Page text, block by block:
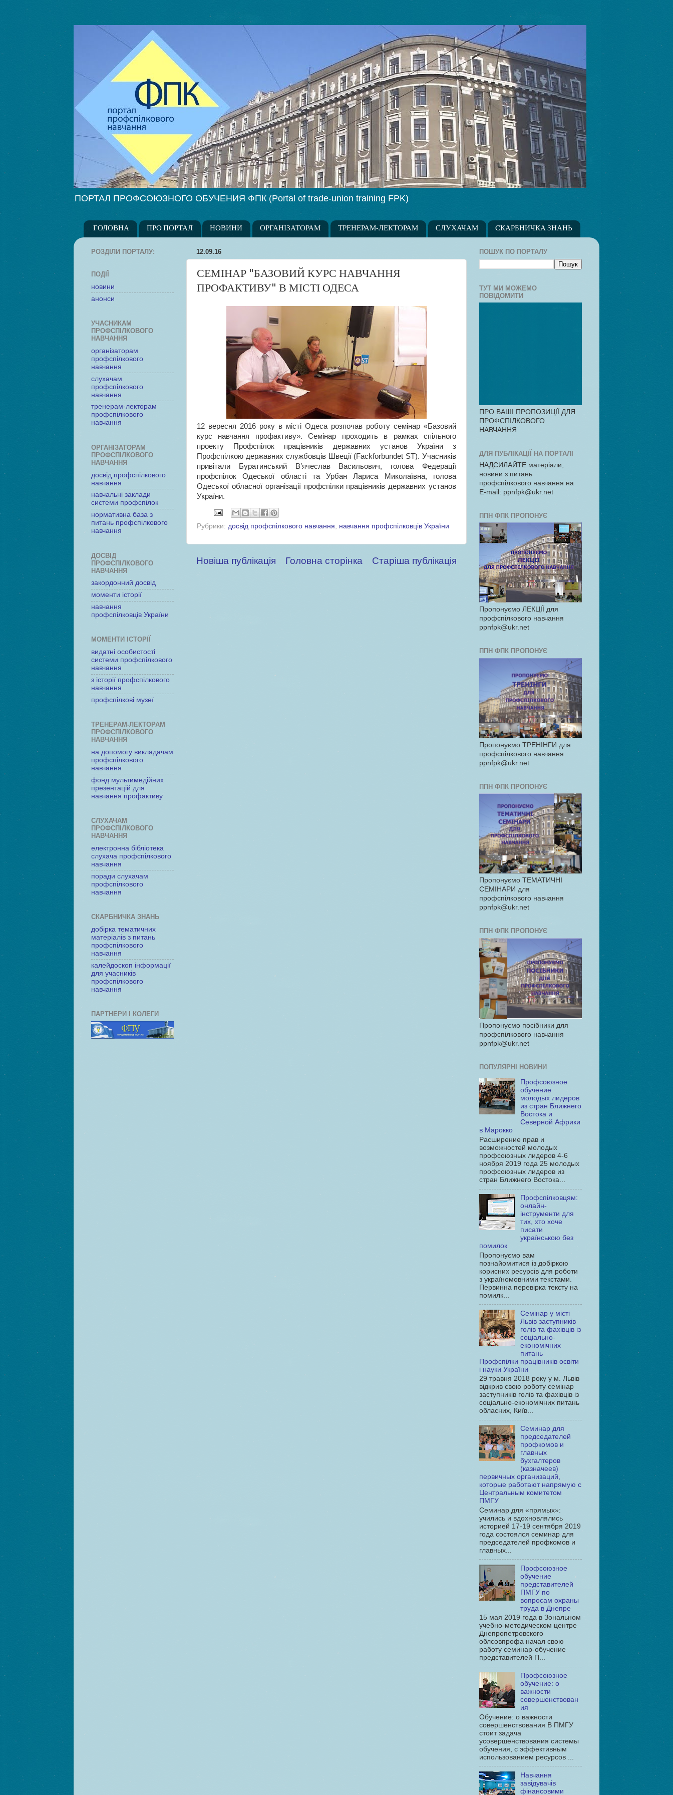
ПОРТАЛ ПРОФСОЮЗНОГО ОБУЧЕНИЯ ФПК (Portal of trade-union training FPK)
ГОЛОВНА ПРО ПОРТАЛ НОВИНИ ОРГАНІЗАТОРАМ ТРЕНЕРАМ-ЛЕКТОРАМ СЛУХАЧАМ СКАРБНИЧКА ЗНАНЬ
12.09.16
СЕМІНАР "БАЗОВИЙ КУРС НАВЧАННЯ
ПРОФАКТИВУ" В МІСТІ ОДЕСА
12 вересня 2016 року в місті Одеса розпочав роботу семінар «Базовий
курс навчання профактиву». Семінар проходить в рамках спільного
проекту Профспілок працівників державних установ України з
Профспілкою державних службовців Швеції (Fackforbundet ST). Учасників
привітали Буратинський В’ячеслав Васильович, голова Федерації
профспілок Одеської області та Урбан Лариса Миколаївна, голова
Одеської обласної організації профспілки працівників державних установ
України.
Рубрики: досвід профспілкового навчання, навчання профспілковців України
Новіша публікація Старіша публікація
Головна сторінка
РОЗДІЛИ ПОРТАЛУ:
ПОДІЇ
новини
анонси
УЧАСНИКАМ
ПРОФСПІЛКОВОГО
НАВЧАННЯ
організаторам
профспілкового
навчання
слухачам
профспілкового
навчання
тренерам-лекторам
профспілкового
навчання
ОРГАНІЗАТОРАМ
ПРОФСПІЛКОВОГО
НАВЧАННЯ
досвід профспілкового
навчання
навчальні заклади
системи профспілок
нормативна база з
питань профспілкового
навчання
ДОСВІД
ПРОФСПІЛКОВОГО
НАВЧАННЯ
закордонний досвід
моменти історії
навчання
профспілковців України
МОМЕНТИ ІСТОРІЇ
видатні особистості
системи профспілкового
навчання
з історії профспілкового
навчання
профспілкові музеї
ТРЕНЕРАМ-ЛЕКТОРАМ
ПРОФСПІЛКОВОГО
НАВЧАННЯ
на допомогу викладачам
профспілкового
навчання
фонд мультимедійних
презентацій для
навчання профактиву
СЛУХАЧАМ
ПРОФСПІЛКОВОГО
НАВЧАННЯ
електронна бібліотека
слухача профспілкового
навчання
поради слухачам
профспілкового
навчання
СКАРБНИЧКА ЗНАНЬ
добірка тематичних
матеріалів з питань
профспілкового
навчання
калейдоскоп інформації
для учасників
профспілкового
навчання
ПАРТНЕРИ І КОЛЕГИ
ПОШУК ПО ПОРТАЛУ
ТУТ МИ МОЖЕМО
ПОВІДОМИТИ
ПРО ВАШІ ПРОПОЗИЦІЇ ДЛЯ
ПРОФСПІЛКОВОГО
НАВЧАННЯ
ДЛЯ ПУБЛІКАЦІЇ НА ПОРТАЛІ
НАДСИЛАЙТЕ матеріали,
новини з питань
профспілкового навчання на
E-mail: ppnfpk@ukr.net
ППН ФПК ПРОПОНУЄ
Пропонуємо ЛЕКЦІЇ для
профспілкового навчання
ppnfpk@ukr.net
ППН ФПК ПРОПОНУЄ
Пропонуємо ТРЕНІНГИ для
профспілкового навчання
ppnfpk@ukr.net
ППН ФПК ПРОПОНУЄ
Пропонуємо ТЕМАТИЧНІ
СЕМІНАРИ для
профспілкового навчання
ppnfpk@ukr.net
ППН ФПК ПРОПОНУЄ
Пропонуємо посібники для
профспілкового навчання
ppnfpk@ukr.net
ПОПУЛЯРНІ НОВИНИ
Профсоюзное
обучение
молодых лидеров
из стран Ближнего
Востока и
Северной Африки
в Марокко
Расширение прав и
возможностей молодых
профсоюзных лидеров 4-6
ноября 2019 года 25 молодых
профсоюзных лидеров из
стран Ближнего Востока...
Профспілковцям:
онлайн-
інструменти для
тих, хто хоче
писати
українською без
помилок
Пропонуємо вам
познайомитися із добіркою
корисних ресурсів для роботи
з україномовними текстами.
Первинна перевірка тексту на
помилк...
Семінар у місті
Львів заступників
голів та фахівців із
соціально-
економічних
питань
Профспілки працівників освіти
і науки України
29 травня 2018 року у м. Львів
відкрив свою роботу семінар
заступників голів та фахівців із
соціально-економічних питань
обласних, Київ...
Семинар для
председателей
профкомов и
главных
бухгалтеров
(казначеев)
первичных организаций,
которые работают напрямую с
Центральным комитетом
ПМГУ
Семинар для «прямых»:
учились и вдохновлялись
историей 17-19 сентября 2019
года состоялся семинар для
председателей профкомов и
главных...
Профсоюзное
обучение
представителей
ПМГУ по
вопросам охраны
труда в Днепре
15 мая 2019 года в Зональном
учебно-методическом центре
Днепропетровского
облсовпрофа начал свою
работу семинар-обучение
представителей П...
Профсоюзное
обучение: о
важности
совершенствован
ия
Обучение: о важности
совершенствования В ПМГУ
стоит задача
усовершенствования системы
обучения, с эффективным
использованием ресурсов ...
Навчання
завідувачів
фінансовими